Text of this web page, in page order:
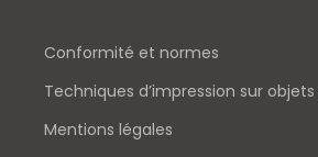
Conformité et normes
Techniques d’impression sur
Mentions légales